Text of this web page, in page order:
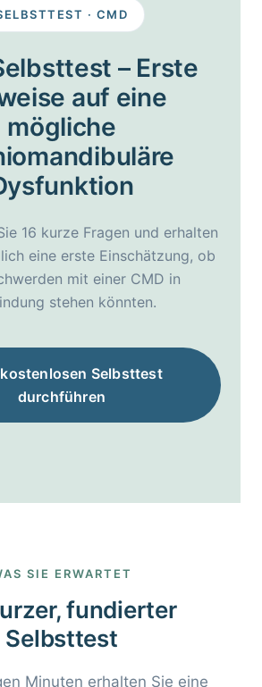
· CMD
– Erste
auf eine
mögliche
16 kurze Fragen und erhalten
eine erste Einschätzung, ob
mit einer CMD in
stehen könnten.
Selbsttest
durchführen
SIE ERWARTET
fundierter
Selbsttest
Minuten erhalten Sie eine